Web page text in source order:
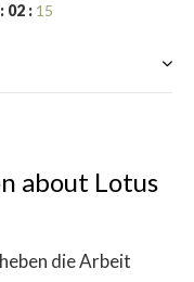
02 : 15
about Lotus
die Arbeit